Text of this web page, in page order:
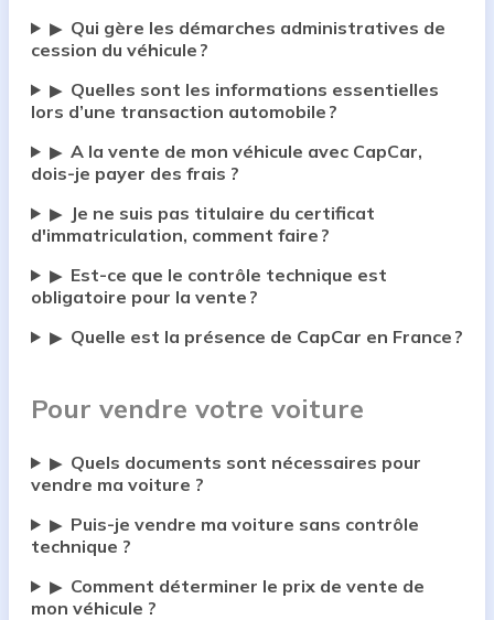
▶ Qui gère les démarches administratives de
cession du véhicule ?
▶ Quelles sont les informations essentielles
lors d’une transaction automobile ?
▶ A la vente de mon véhicule avec CapCar,
dois-je payer des frais ?
▶
Je ne suis pas titulaire du certificat
d'immatriculation, comment faire ?
▶ Est-ce que le contrôle technique est
obligatoire pour la vente ?
▶ Quelle est la présence de CapCar en France ?
Pour vendre votre voiture
▶ Quels documents sont nécessaires pour
vendre ma voiture ?
▶ Puis-je vendre ma voiture sans contrôle
technique ?
▶ Comment déterminer le prix de vente de
mon véhicule ?